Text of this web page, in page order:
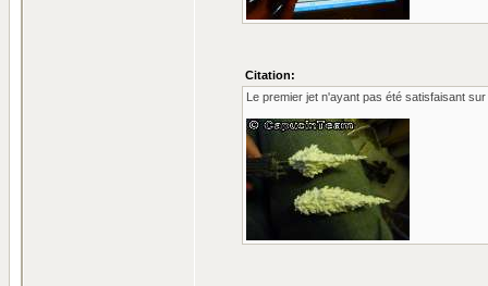
Citation:
Le premier jet n'ayant pas été satisfaisant